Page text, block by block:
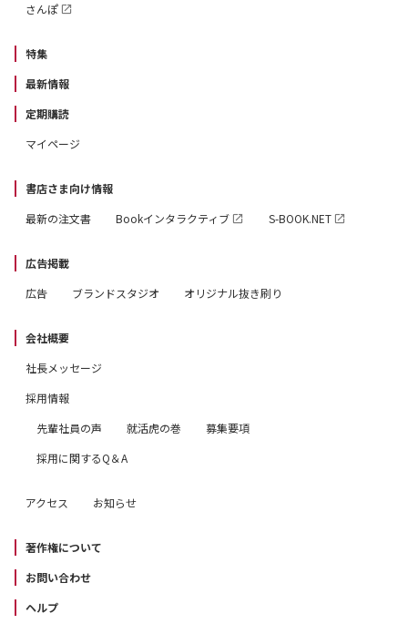
さんぽ
特集
最新情報
定期購読
マイページ
書店さま向け情報
最新の注文書
Bookインタラクティブ S-BOOK.NET
広告掲載
広告
ブランドスタジオ オリジナル抜き刷り
会社概要
社長メッセージ
採用情報
先輩社員の声
就活虎の巻
募集要項
採用に関するQ＆A
アクセス お知らせ
著作権について
お問い合わせ
ヘルプ